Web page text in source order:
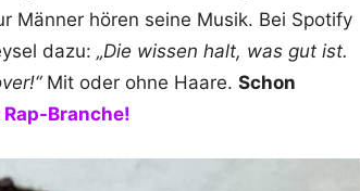
Männer hören seine Musik. Bei Spotify
dazu: „Die wissen halt, was gut ist.
Mit oder ohne Haare. Schon
Branche!